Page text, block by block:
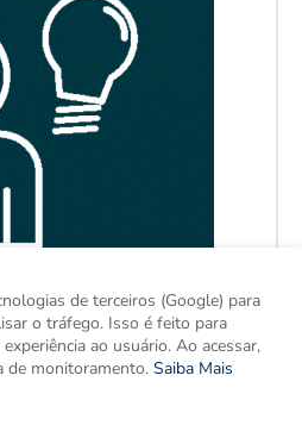
de terceiros (Google) para
o tráfego. Isso é feito para
ao usuário. Ao acessar,
de monitoramento. Saiba Mais